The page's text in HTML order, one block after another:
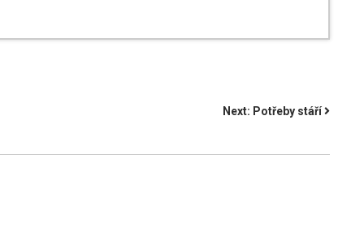
Next: Potřeby stáří